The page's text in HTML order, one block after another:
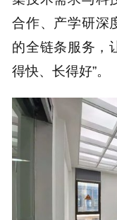
合作、产学研深
的全链条服务，
得快、长得好”。